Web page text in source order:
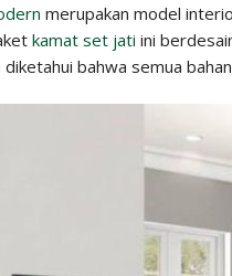
merupakan model
kamat set jati ini
bahwa semua